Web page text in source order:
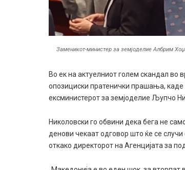
Заменикот-министер за земјоделие Албрим
Во ек на актуелниот голем скандал
опозициски пратенички прашања,
ексминистерот за земјоделие Љупчо
Николовски го обвини дека бега не
денови чекаат одговор што ќе се
откако директорот на Агенцијата за